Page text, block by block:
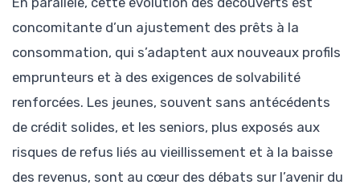
concomitante d’un ajustement des prêts à la
consommation, qui s’adaptent aux nouveaux profils
emprunteurs et à des exigences de solvabilité
renforcées. Les jeunes, souvent sans antécédents
de crédit solides, et les seniors, plus exposés aux
risques de refus liés au vieillissement et à la baisse
des revenus, sont au cœur des débats sur l’avenir du